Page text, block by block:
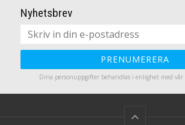
Nyhetsbrev
PRENUMERERA
Dina personuppgifter behandlas i enlighet med vår
keyboard_arrow_up